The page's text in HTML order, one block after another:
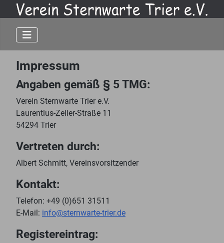
Impressum
Angaben gemäß § 5 TMG:
Verein Sternwarte Trier e.V.
Laurentius-Zeller-Straße 11
54294 Trier
Vertreten durch:
Albert Schmitt, Vereinsvorsitzender
Kontakt:
Telefon: +49 (0)651 31511
E-Mail: info@sternwarte-trier.de
Registereintrag: